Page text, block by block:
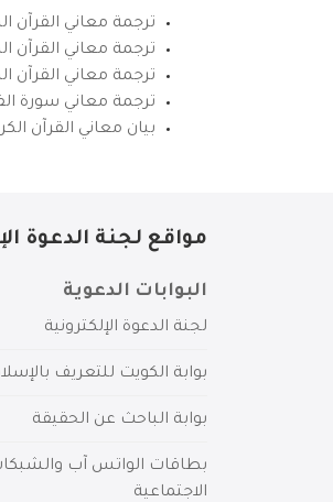
ترجمة معاني القرآن
ترجمة معاني القرآن
ترجمة معاني القرآن
ترجمة معاني سورة
بيان معاني القرآن
مواقع لجنة الدعوة
البوابات الدعوية
لجنة الدعوة الإلكترونية
بوابة الكويت للتعريف
بوابة الباحث عن الحقيقة
بطاقات الواتس آب
الاجتماعية